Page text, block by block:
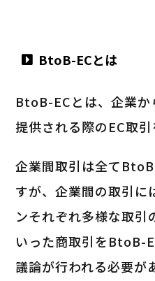
BtoB-ECとは
BtoB-ECとは、企業
提供される際のEC取引
企業間取引は全て
すが、企業間の取引に
ンそれぞれ多様な取引
いった商取引をBtoB-
議論が行われる必要が